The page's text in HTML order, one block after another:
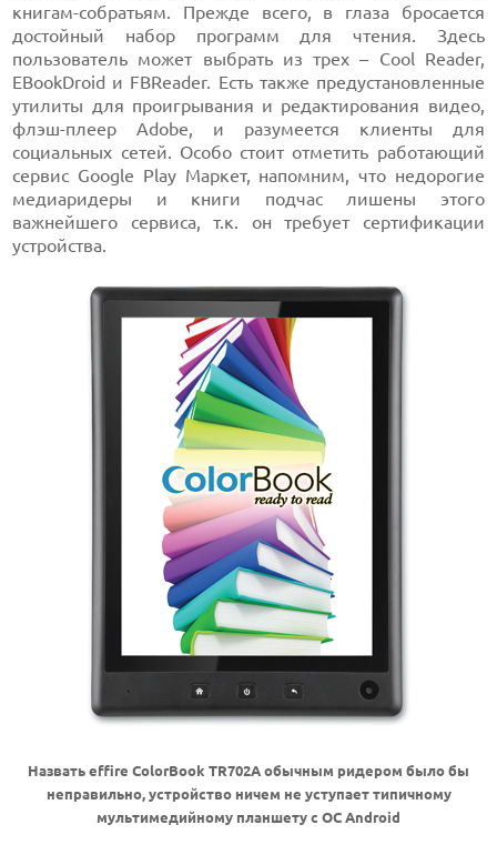
книгам-собратьям. Прежде всего, в глаза бросается
достойный набор программ для чтения. Здесь
пользователь может выбрать из трех – Cool Reader,
EBookDroid и FBReader. Есть также предустановленные
утилиты для проигрывания и редактирования видео,
флэш-плеер Adobe, и разумеется клиенты для
социальных сетей. Особо стоит отметить работающий
сервис Google Play Маркет, напомним, что недорогие
медиаридеры и книги подчас лишены этого
важнейшего сервиса, т.к. он требует сертификации
устройства.
Назвать effire ColorBook TR702A обычным ридером было бы
неправильно, устройство ничем не уступает типичному
мультимедийному планшету с ОС Android